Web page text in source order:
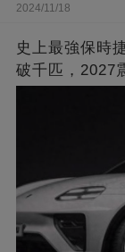
2024/11/18
史上最強保時
破千匹，2027